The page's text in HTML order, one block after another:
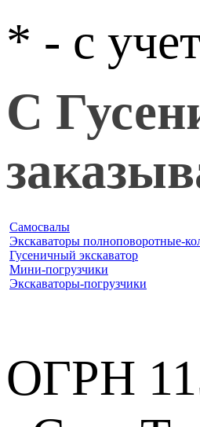
* - с
С
Самосвалы
Экскаваторы полноповоротные-
Гусеничный экскаватор
Мини-погрузчики
Экскаваторы-погрузчики
ОГРН